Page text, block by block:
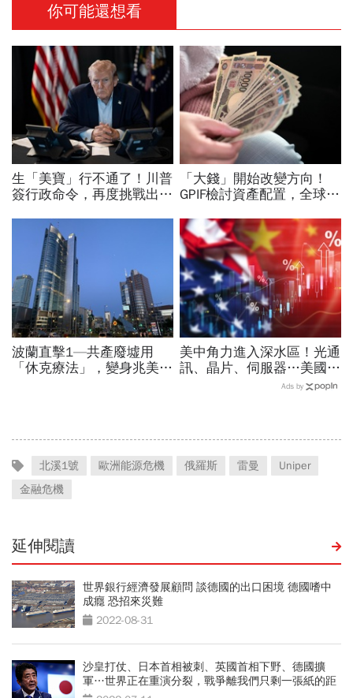
你可能還想看
生「美寶」行不通了！川普
簽行政命令，再度挑戰出生
允許花錢買進美國的資格
「大錢」開始改變方向！
GPIF檢討資產配置，全球資
波蘭直擊1—共產廢墟用
「休克療法」，變身兆美元
美中角力進入深水區！光通
訊、晶片、伺服器…美國制
裁加碼，謝金河示警台灣
Ads by
北溪1號 歐洲能源危機 俄羅斯 雷曼
Uniper
金融危機
延伸閱讀
世界銀行經濟發展顧問 談德國的出口困境 德國嗜中
成癮 恐招來災難
2022-08-31
沙皇打仗、日本首相被刺、英國首相下野、德國擴
軍…世界正在重演分裂，戰爭離我們只剩一張紙的距
離